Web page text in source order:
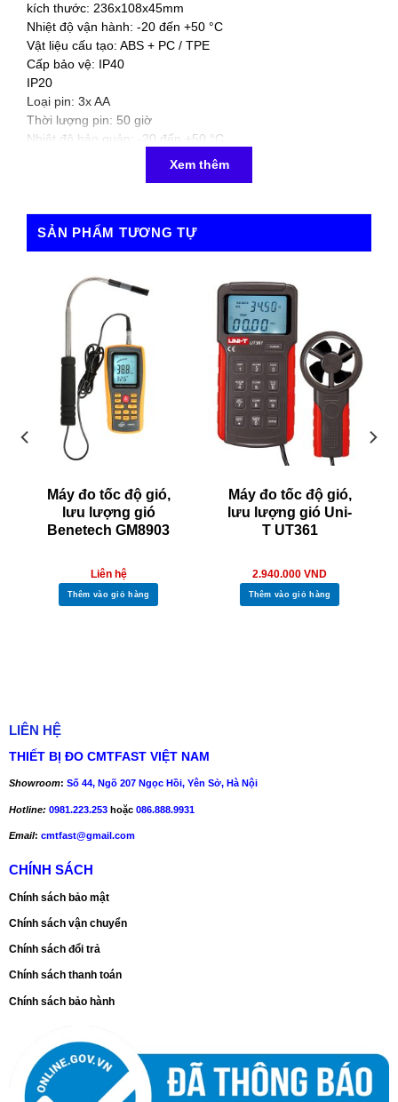
kích thước: 236x108x45mm
Nhiệt độ vận hành: -20 đến +50 °C
Vật liệu cấu tạo: ABS + PC / TPE
Cấp bảo vệ: IP40
IP20
Loại pin: 3x AA
Thời lượng pin: 50 giờ
Nhiệt độ bảo quản: -20 đến +50 °C
4.8/5 - (5 bình chọn)
Xem thêm
SẢN PHẨM TƯƠNG TỰ
Máy đo tốc độ gió,
lưu lượng gió
Benetech GM8903
Liên hệ
Thêm vào giỏ hàng
Máy đo tốc độ gió,
lưu lượng gió Uni-
T UT361
2.940.000 VND
Thêm vào giỏ hàng
LIÊN HỆ
THIẾT BỊ ĐO CMTFAST VIỆT NAM
Showroom: Số 44, Ngõ 207 Ngọc Hồi, Yên Sở, Hà Nội
Hotline: 0981.223.253 hoặc086.888.9931
Email: cmtfast@gmail.com
CHÍNH SÁCH
Chính sách bảo mật
Chính sách vận chuyển
Chính sách đổi trả
Chính sách thanh toán
Chính sách bảo hành